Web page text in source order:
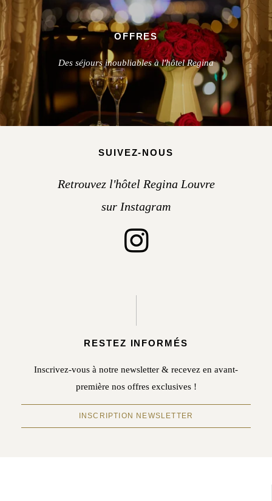
OFFRES
Des séjours inoubliables à l'hôtel Regina
SUIVEZ-NOUS
Retrouvez l'hôtel Regina Louvre
sur Instagram
RESTEZ INFORMÉS
Inscrivez-vous à notre newsletter & recevez en avant-
première nos offres exclusives !
INSCRIPTION NEWSLETTER